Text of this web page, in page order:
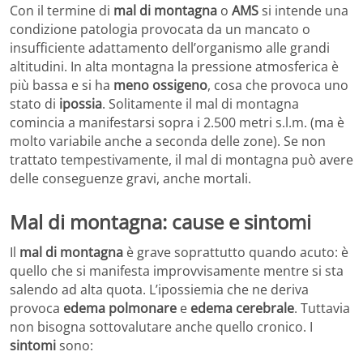
Con il termine di mal di montagna o AMSsi intende una
condizione patologia provocata da un mancato o
insufficiente adattamento dell’organismo alle grandi
altitudini. In alta montagna la pressione atmosferica è
più bassa e si ha meno ossigeno, cosa che provoca uno
stato di ipossia. Solitamente il mal di montagna
comincia a manifestarsi sopra i 2.500 metri s.l.m. (ma è
molto variabile anche a seconda delle zone). Se non
trattato tempestivamente, il mal di montagna può avere
delle conseguenze gravi, anche mortali.
Mal di montagna: cause e sintomi
Il mal di montagna è grave soprattutto quando acuto: è
quello che si manifesta improvvisamente mentre si sta
salendo ad alta quota. L’ipossiemia che ne deriva
provoca edema polmonare e edema cerebrale. Tuttavia
non bisogna sottovalutare anche quello cronico. I
sintomisono: